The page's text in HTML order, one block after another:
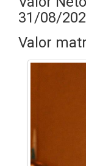
31/08/
Valor